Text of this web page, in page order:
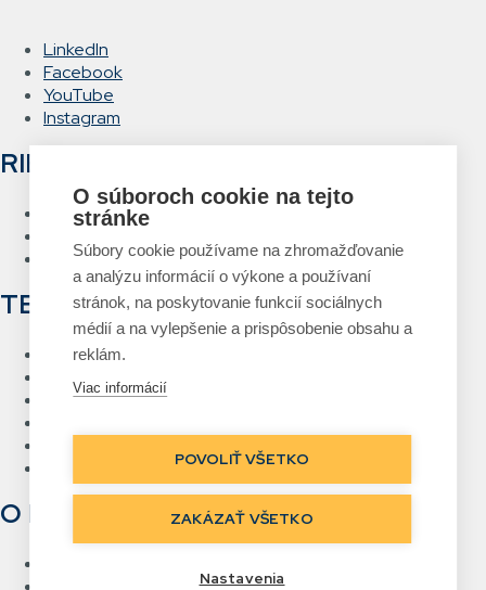
LinkedIn
Facebook
YouTube
Instagram
RIEŠENIA
Hlasové vychystávanie
Systém návrhu a tlače etikiet
TECHNOLÓGIE
RFID
Čiarový kód
Bezdrôtové siete Wi-Fi
Real Time Location
O NÁS
O súboroch cookie na tejto
stránke
Súbory cookie používame na zhromažďovanie
a analýzu informácií o výkone a používaní
stránok, na poskytovanie funkcií sociálnych
médií a na vylepšenie a prispôsobenie obsahu a
reklám.
Viac informácií
POVOLIŤ VŠETKO
ZAKÁZAŤ VŠETKO
Nastavenia